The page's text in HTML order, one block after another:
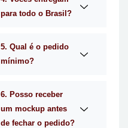
para todo o Brasil?
5. Qual é o pedido
mínimo?
6. Posso receber
um mockup antes
de fechar o pedido?